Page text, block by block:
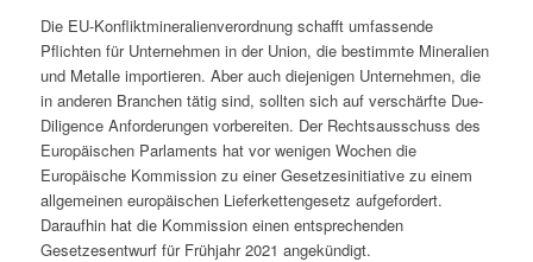
Die EU-Konfliktmineralienverordnung schafft umfassende
Pflichten für Unternehmen in der Union, die bestimmte Mineralien
und Metalle importieren. Aber auch diejenigen Unternehmen, die
in anderen Branchen tätig sind, sollten sich auf verschärfte Due-
Diligence Anforderungen vorbereiten. Der Rechtsausschuss des
Europäischen Parlaments hat vor wenigen Wochen die
Europäische Kommission zu einer Gesetzesinitiative zu einem
allgemeinen europäischen Lieferkettengesetz aufgefordert.
Daraufhin hat die Kommission einen entsprechenden
Gesetzesentwurf für Frühjahr 2021 angekündigt.